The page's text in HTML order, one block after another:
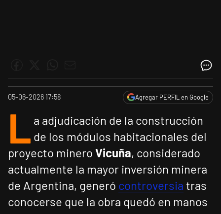
05-06-2026 17:58 Agregar PERFIL en Google
L a adjudicación de la construcción
de los módulos habitacionales del
proyecto minero Vicuña, considerado
actualmente la mayor inversión minera
de Argentina, generó controversia tras
conocerse que la obra quedó en manos